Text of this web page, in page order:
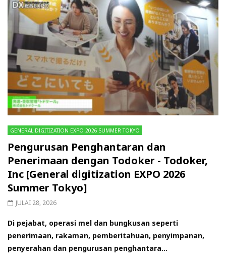
GENERAL DIGITIZATION EXPO 2026 SUMMER TOKYO
Pengurusan Penghantaran dan
Penerimaan dengan Todoker - Todoker,
Inc [General digitization EXPO 2026
Summer Tokyo]
JULAI 28, 2026
Di pejabat, operasi mel dan bungkusan seperti
penerimaan, rakaman, pemberitahuan, penyimpanan,
penyerahan dan pengurusan penghantara...